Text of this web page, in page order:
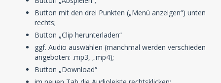
Button mit den drei Punkten („Menü anzeigen“) unten
rechts;
Button „Clip herunterladen“
ggf. Audio auswählen (manchmal werden verschieden
angeboten: .mp3, ,.mp4);
Button „Download“